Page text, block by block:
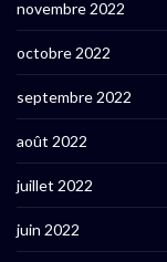
novembre 2022
octobre 2022
septembre 2022
août 2022
juillet 2022
juin 2022